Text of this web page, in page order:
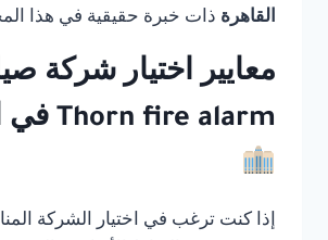
القاهرة ذات خبرة حقيقية في هذا
معايير اختيار شركة
Thorn fire alarm في القاهرة
إذا كنت ترغب في اختيار الشركة